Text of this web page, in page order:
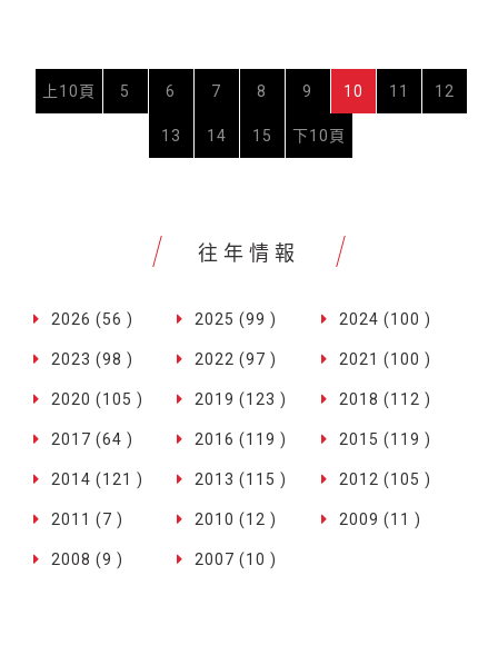
上10頁 5 6 7 8 9 10 11 12
13 14 15 下10頁
往年情報
2026 (56 ) 2025 (99 ) 2024 (100 )
2023 (98 ) 2022 (97 ) 2021 (100 )
2020 (105 ) 2019 (123 ) 2018 (112 )
2017 (64 ) 2016 (119 ) 2015 (119 )
2014 (121 ) 2013 (115 ) 2012 (105 )
2011 (7 ) 2010 (12 ) 2009 (11 )
2008 (9 ) 2007 (10 )